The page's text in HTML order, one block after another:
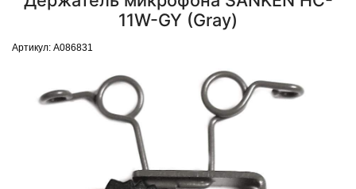
11W-GY (Gray)
Артикул: A086831